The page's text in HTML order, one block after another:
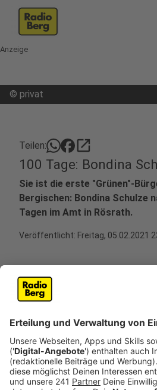
Anzeige
© privat
Teilen: open_in_new
100 Tage: Bondina
Sie ist die erste "Grünen"-
Bergischen: Bondina Schulze
Tagen im Amt in Rösrath.
Veröffentlicht: Freitag, 05.02.2021
Anzeige
Ich habe sehr wohl gehört,
So antwortet Schulze auf die
vor der "Grünen", im Rathaus. Und